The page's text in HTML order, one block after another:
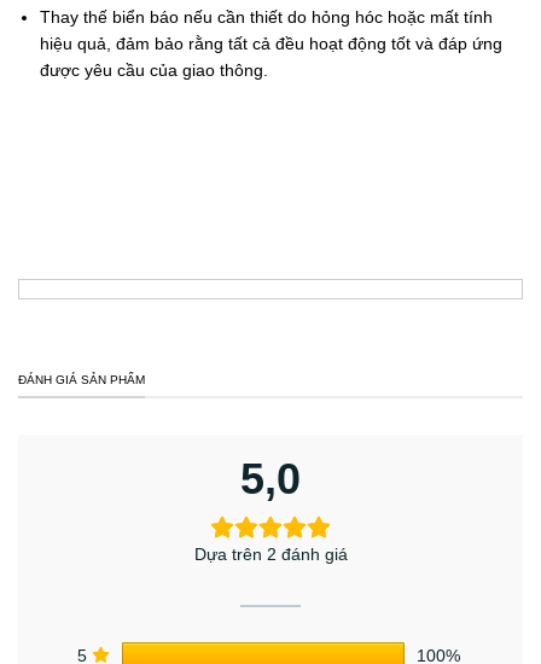
Thay thế biển báo nếu cần thiết do hỏng hóc hoặc mất tính
hiệu quả, đảm bảo rằng tất cả đều hoạt động tốt và đáp ứng
được yêu cầu của giao thông.
ĐÁNH GIÁ SẢN PHẨM
5,0
Dựa trên 2 đánh giá
5 100%